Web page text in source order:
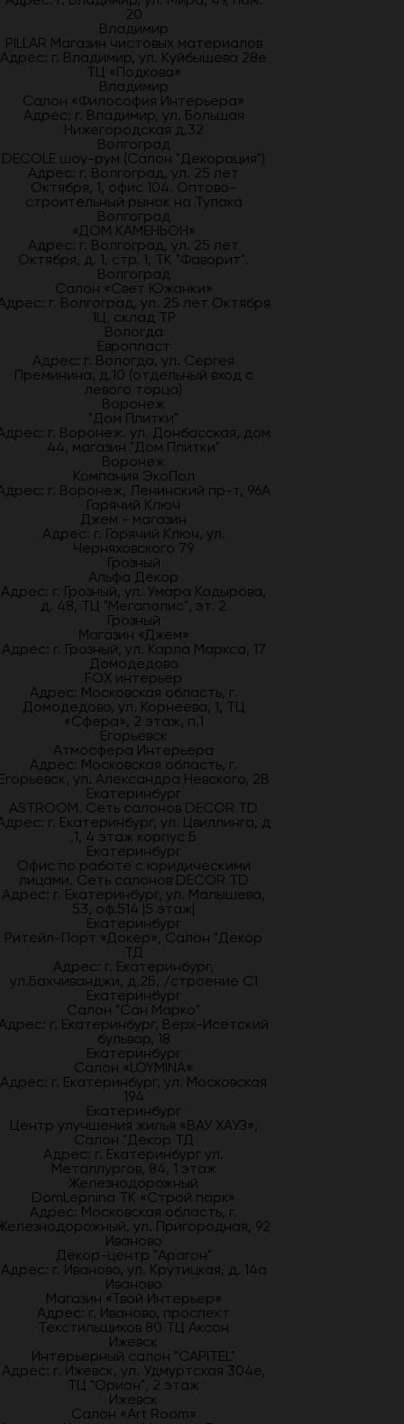
20
Владимир
PILLAR Магазин чистовых материалов
Адрес: г. Владимир, ул. Куйбышева 28е
ТЦ «Подкова»
Владимир
Салон «Философия Интерьера»
Адрес: г. Владимир, ул. Большая
Нижегородская д.32
Волгоград
DECOLE шоу-рум (Салон "Декорация")
Адрес: г. Волгоград, ул. 25 лет
Октября, 1, офис 104. Оптово-
строительный рынок на Тулака
Волгоград
«ДОМ КАМЕНЬОН»
Адрес: г. Волгоград, ул. 25 лет
Октября, д. 1, стр. 1, ТК "Фаворит".
Волгоград
Салон «Свет Южанки»
г. Волгоград, ул. 25 лет Октября
1Ц, склад ТР
Вологда
Европласт
Адрес: г. Вологда, ул. Сергея
Преминина, д.10 (отдельный вход с
левого торца)
Воронеж
"Дом Плитки"
г. Воронеж. ул. Донбасская, дом
44, магазин "Дом Плитки"
Воронеж
Компания ЭкоПол
г. Воронеж, Ленинский пр-т, 96А
Горячий Ключ
Джем - магазин
Адрес: г. Горячий Ключ, ул.
Черняховского 79
Грозный
Альфа Декор
Адрес: г. Грозный, ул. Умара Кадырова,
д. 48, ТЦ "Мегаполис", эт. 2
Грозный
Магазин «Джем»
Адрес: г. Грозный, ул. Карла Маркса, 17
Домодедово
FOX интерьер
Адрес: Московская область, г.
Домодедово, ул. Корнеева, 1, ТЦ
«Сфера», 2 этаж, п.1
Егорьевск
Атмосфера Интерьера
Адрес: Московская область, г.
ул. Александра Невского, 2В
Екатеринбург
ASTROOM. Сеть салонов DECOR TD
г. Екатеринбург, ул. Цвиллинга, д
.1, 4 этаж корпус Б
Екатеринбург
Офис по работе с юридическими
лицами. Сеть салонов DECOR TD
Адрес: г. Екатеринбург, ул. Малышева,
53, оф.514 |5 этаж|
Екатеринбург
Ритейл-Порт «Докер», Салон "Декор
ТД
Адрес: г. Екатеринбург,
ул.Бахчиванджи, д.2Б, /строение С1
Екатеринбург
Салон "Сан Марко"
г. Екатеринбург, Верх-Исетский
бульвар, 18
Екатеринбург
Салон «LOYMINA»
Адрес: г. Екатеринбург, ул. Московская
194
Екатеринбург
Центр улучшения жилья «ВАУ ХАУЗ»,
Салон "Декор ТД
Адрес: г. Екатеринбург ул.
Металлургов, 84, 1 этаж
Железнодорожный
DomLepnina ТК «Строй парк»
Адрес: Московская область, г.
ул. Пригородная, 92
Иваново
Декор-центр "Арагон"
Адрес: г. Иваново, ул. Крутицкая, д. 14а
Иваново
Магазин «Твой Интерьер»
Адрес: г. Иваново, проспект
Текстильщиков 80 ТЦ Аксон
Ижевск
Интерьерный салон "CAPITEL"
Адрес: г. Ижевск, ул. Удмуртская 304е,
ТЦ "Орион", 2 этаж
Ижевск
Салон «Art Room»